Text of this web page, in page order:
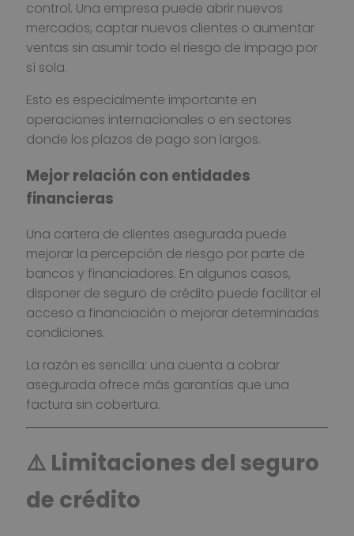
control. Una empresa puede abrir nuevos
mercados, captar nuevos clientes o aumentar
ventas sin asumir todo el riesgo de impago por
sí sola.
Esto es especialmente importante en
operaciones internacionales o en sectores
donde los plazos de pago son largos.
Mejor relación con entidades
financieras
Una cartera de clientes asegurada puede
mejorar la percepción de riesgo por parte de
bancos y financiadores. En algunos casos,
disponer de seguro de crédito puede facilitar el
acceso a financiación o mejorar determinadas
condiciones.
La razón es sencilla: una cuenta a cobrar
asegurada ofrece más garantías que una
factura sin cobertura.
⚠️ Limitaciones del seguro
de crédito